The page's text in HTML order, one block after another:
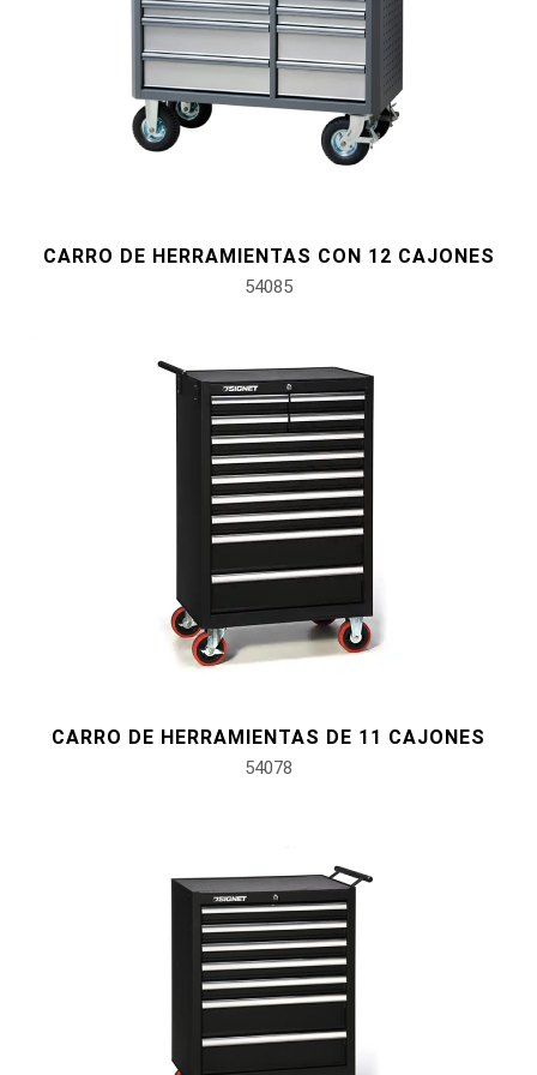
#herramientas para carrocería e interior
#herramientas de fluidos y lubricación
CARRO DE HERRAMIENTAS CON 12 CAJONES
54085
CARRO DE HERRAMIENTAS DE 11 CAJONES
54078